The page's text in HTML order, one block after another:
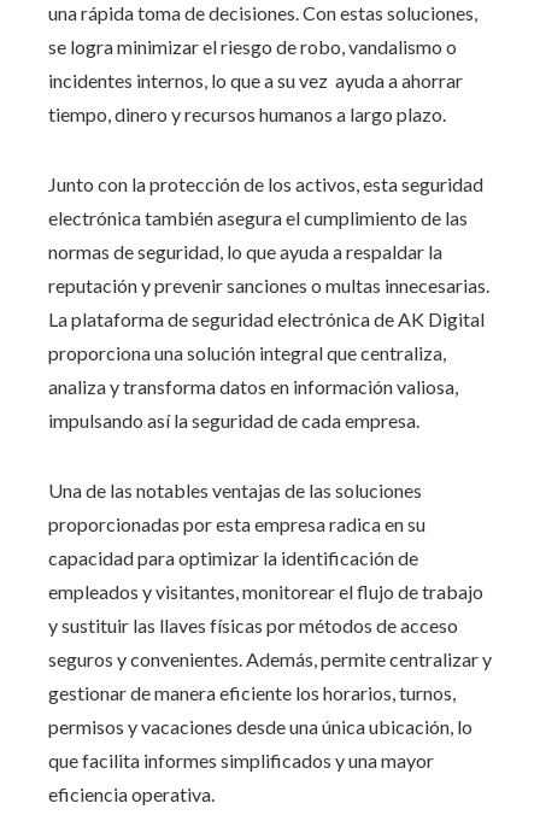
una rápida toma de decisiones. Con estas soluciones,
se logra minimizar el riesgo de robo, vandalismo o
incidentes internos, lo que a su vez ayuda a ahorrar
tiempo, dinero y recursos humanos a largo plazo.
Junto con la protección de los activos, esta seguridad
electrónica también asegura el cumplimiento de las
normas de seguridad, lo que ayuda a respaldar la
reputación y prevenir sanciones o multas innecesarias.
La plataforma de seguridad electrónica de AK Digital
proporciona una solución integral que centraliza,
analiza y transforma datos en información valiosa,
impulsando así la seguridad de cada empresa.
Una de las notables ventajas de las soluciones
proporcionadas por esta empresa radica en su
capacidad para optimizar la identificación de
empleados y visitantes, monitorear el flujo de trabajo
y sustituir las llaves físicas por métodos de acceso
seguros y convenientes. Además, permite centralizar y
gestionar de manera eficiente los horarios, turnos,
permisos y vacaciones desde una única ubicación, lo
que facilita informes simplificados y una mayor
eficiencia operativa.